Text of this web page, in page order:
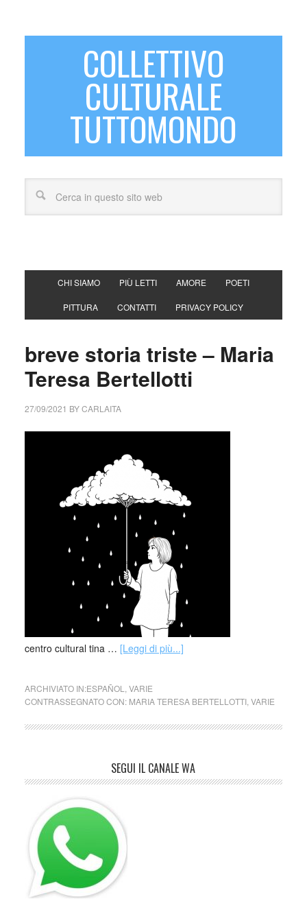
COLLETTIVO
CULTURALE
TUTTOMONDO
CHI SIAMO PIÙ LETTI AMORE POETI
PITTURA CONTATTI PRIVACY POLICY
breve storia triste – Maria
Teresa Bertellotti
27/09/2021 BYCARLAITA
centro cultural tina … [Leggi di più...]
ARCHIVIATO IN:ESPAÑOL
VARIE
CONTRASSEGNATO CON: MARIA TERESA BERTELLOTTI, VARIE
SEGUI IL CANALE WA